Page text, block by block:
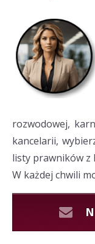
rozwodowej,
kancelarii,
listy prawników z
W każdej chwili